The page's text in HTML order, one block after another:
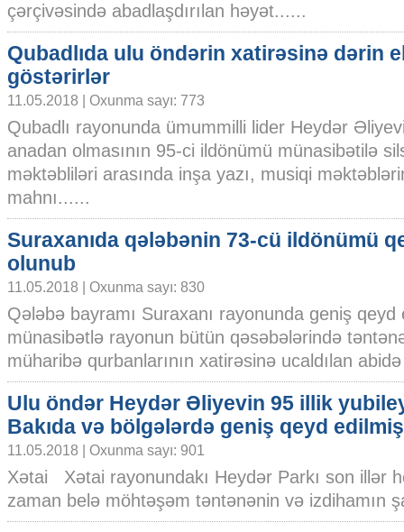
çərçivəsində abadlaşdırılan həyət......
Qubadlıda ulu öndərin xatirəsinə dərin
göstərirlər
11.05.2018 | Oxunma sayı: 773
Qubadlı rayonunda ümummilli lider Heydər
anadan olmasının 95-ci ildönümü münasibətilə
məktəbliləri arasında inşa yazı, musiqi
mahnı......
Suraxanıda qələbənin 73-cü ildönümü
olunub
11.05.2018 | Oxunma sayı: 830
Qələbə bayramı Suraxanı rayonunda geniş qeyd
münasibətlə rayonun bütün qəsəbələrində
müharibə qurbanlarının xatirəsinə ucaldılan
Ulu öndər Heydər Əliyevin 95 illik
Bakıda və bölgələrdə geniş qeyd
11.05.2018 | Oxunma sayı: 901
Xətai Xətai rayonundakı Heydər Parkı son illər
zaman belə möhtəşəm təntənənin və izdihamın